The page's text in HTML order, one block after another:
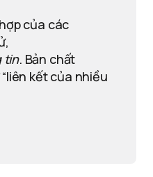
của các
tin. Bản chất
kết của nhiều